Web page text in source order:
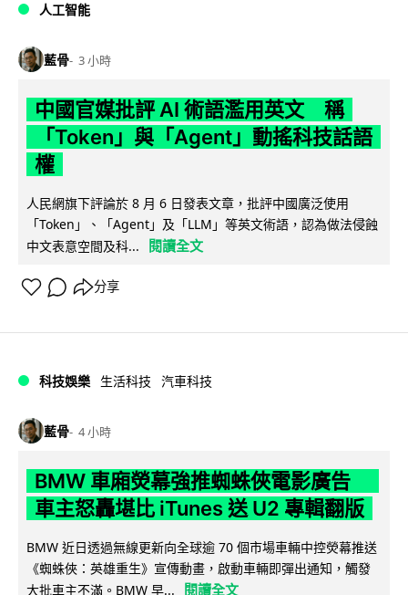
人工智能
藍骨 3 小時
中國官媒批評 AI 術語濫用英文 稱
「Token」與「Agent」動搖科技話語
權
人民網旗下評論於 8 月 6 日發表文章，批評中國廣泛使用
「Token」、「Agent」及「LLM」等英文術語，認為做法侵蝕
中文表意空間及科...
閱讀全文
分享
科技娛樂 生活科技 汽車科技
藍骨 4 小時
BMW 車廂熒幕強推蜘蛛俠電影廣告
車主怒轟堪比 iTunes 送 U2 專輯翻版
BMW 近日透過無線更新向全球逾 70 個市場車輛中控熒幕推送
《蜘蛛俠：英雄重生》宣傳動畫，啟動車輛即彈出通知，觸發
大批車主不滿。BMW 早...
閱讀全文